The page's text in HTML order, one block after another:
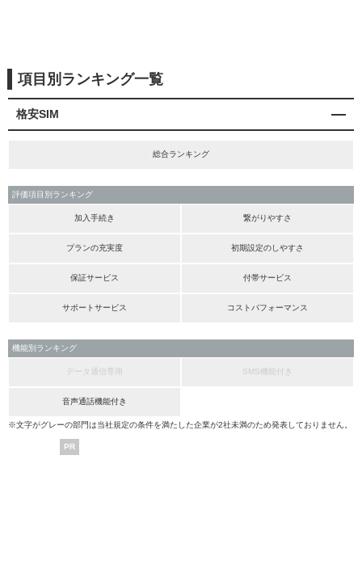
項目別ランキング一覧
格安SIM
総合ランキング
評価項目別ランキング
加入手続き 繋がりやすさ
プランの充実度 初期設定のしやすさ
保証サービス 付帯サービス
サポートサービス コストパフォーマンス
機能別ランキング
データ通信専用 SMS機能付き
音声通話機能付き
※文字がグレーの部門は当社規定の条件を満たした企業が2社未満のため発表しておりません。
PR